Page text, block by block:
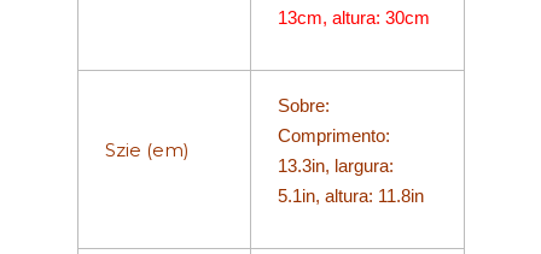
13cm, altura: 30cm
Szie (em)
Sobre:
Comprimento:
13.3in, largura:
5.1in, altura: 11.8in